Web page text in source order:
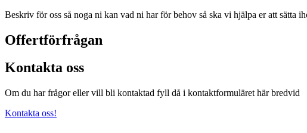
Beskriv för oss så noga ni kan vad ni har för behov så ska vi hjälpa er att
Offertförfrågan
Kontakta oss
Om du har frågor eller vill bli kontaktad fyll då i kontaktformuläret här bredvid
Kontakta oss!